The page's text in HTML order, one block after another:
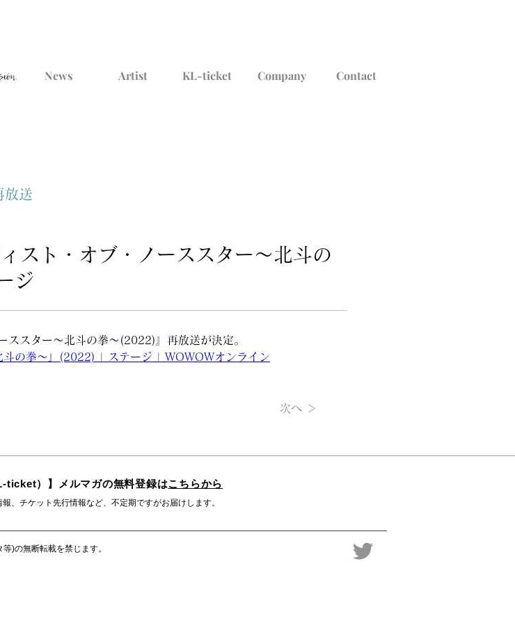
News Artist KL-ticket Company Contact
放送
スト・オブ・ノーススター～北斗の
ジ
スター～北斗の拳～(2022)』再放送が決定。
斗の拳～」(2022) | ステージ | WOWOWオンライン
次へ ＞
ticket）】メルマガの無料登録はこちらから
、チケット先行情報など、不定期ですがお届けします。
)の無断転載を禁じます。